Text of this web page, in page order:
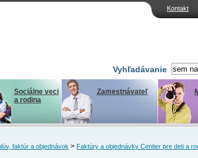
Kontakt
Vyhľadávanie
Sociálne veci
a rodina
Zamestnávateľ
faktúr a objednávok> Faktúry a objednávky Centier pre deti a